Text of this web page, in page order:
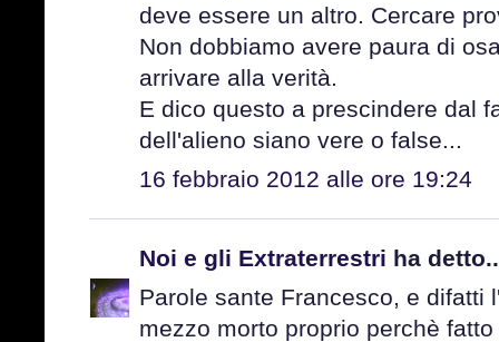
deve essere un altro. Cercare
Non dobbiamo avere paura di
arrivare alla verità.
E dico questo a prescindere dal
dell'alieno siano vere o false...
16 febbraio 2012 alle ore 19:24
Noi e gli Extraterrestri ha
Parole sante Francesco, e difatti
mezzo morto proprio perchè